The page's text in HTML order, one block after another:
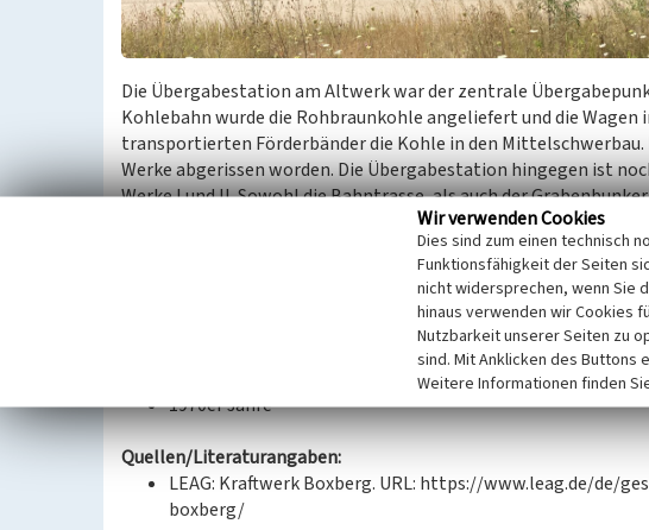
Die Übergabestation am Altwerk war der zentrale
Kohlebahn wurde die Rohbraunkohle angeliefert und die
transportierten Förderbänder die Kohle in den
Werke abgerissen worden. Die Übergabestation hingegen ist
Werke I und II. Sowohl die Bahntrasse, als auch der
zum Ausblasen der Kohlereste aus den Wagen sowie eine Warte
ebenfalls in einem guten Zustand erhalten. Die
Kraftwerkes mit Rohbraunkohle ist von technischer Relevanz.
(Kathrin Kruner, Landesamt für Denkmalpflege Sachsen, 2023)
1970er Jahre
Quellen/Literaturangaben:
LEAG: Kraftwerk Boxberg. URL: https://www.leag.de/de/
boxberg/
Wir verwenden Cookies
Dies sind zum einen technisch
Funktionsfähigkeit der Seiten
nicht widersprechen, wenn Sie
hinaus verwenden wir Cookies
Nutzbarkeit unserer Seiten zu
sind. Mit Anklicken des Buttons
Weitere Informationen finden